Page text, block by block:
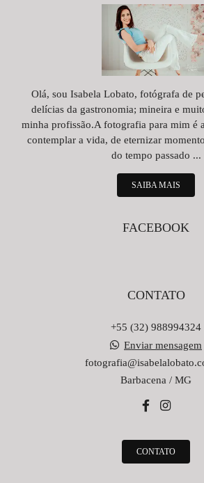
Olá, sou Isabela Lobato, fotógrafa de
delícias da gastronomia; mineira e
minha profissão.A fotografia para mim é
contemplar a vida, de eternizar
do tempo passado ...
SAIBA MAIS
FACEBOOK
CONTATO
+55 (32) 988994324
Enviar mensagem
Barbacena / MG
CONTATO